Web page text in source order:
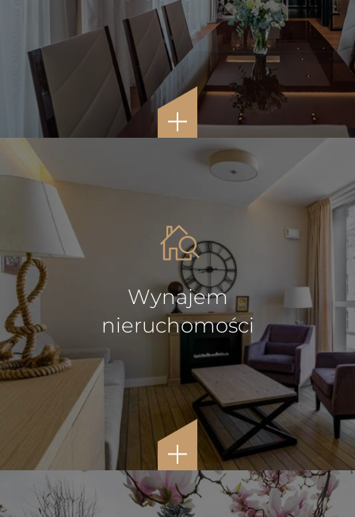
Wynajem
nieruchomości